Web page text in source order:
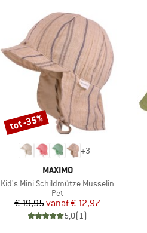
+3
MERK
MAXIMO
Artikel
Kid's Mini Schildmütze Musselin
Productgroep
Pet
Prijs
€ 19,95 Verlaagde prijs
vanaf€ 12,97
5,0(1)
Korting
tot -35%